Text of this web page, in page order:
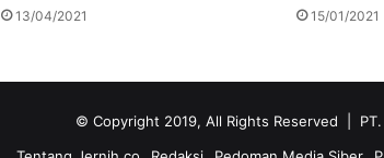
13/04/2021 15/01/2021
© Copyright 2019, All Rights Reserved | PT.